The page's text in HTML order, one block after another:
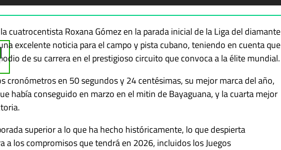
cuatrocentista Roxana Gómez en la parada inicial de la Liga del diamante
excelente noticia para el campo y pista cubano, teniendo en cuenta que
de su carrera en el prestigioso circuito que convoca a la élite mundial.
cronómetros en 50 segundos y 24 centésimas, su mejor marca del año,
había conseguido en marzo en el mitin de Bayaguana, y la cuarta mejor
superior a lo que ha hecho históricamente, lo que despierta
a los compromisos que tendrá en 2026, incluidos los Juegos